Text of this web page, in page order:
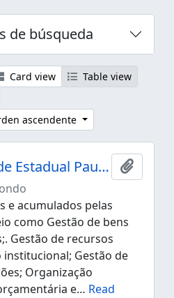
de búsqueda
Card view
Table view
ascendente
Unesp - Universidade Estadual Paulista "Júlio de Mesquita Filho"
Añadir
e acumulados pelas
como Gestão de bens
Gestão de recursos
Gestão de
Organização
e… Read